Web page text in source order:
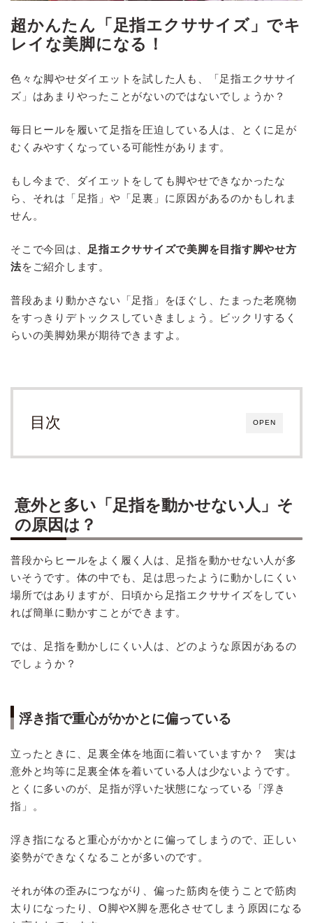
超かんたん「足指エクササイズ」でキ
レイな美脚になる！
色々な脚やせダイエットを試した人も、「足指エクササイ
ズ」はあまりやったことがないのではないでしょうか？
毎日ヒールを履いて足指を圧迫している人は、とくに足が
むくみやすくなっている可能性があります。
もし今まで、ダイエットをしても脚やせできなかったな
ら、それは「足指」や「足裏」に原因があるのかもしれま
せん。
そこで今回は、 足指エクササイズで美脚を目指す脚やせ方
法をご紹介します。
普段あまり動かさない「足指」をほぐし、たまった老廃物
をすっきりデトックスしていきましょう。ビックリするく
らいの美脚効果が期待できますよ。
OPEN
目次
意外と多い「足指を動かせない人」そ
の原因は？
普段からヒールをよく履く人は、足指を動かせない人が多
いそうです。体の中でも、足は思ったように動かしにくい
場所ではありますが、日頃から足指エクササイズをしてい
れば簡単に動かすことができます。
では、足指を動かしにくい人は、どのような原因があるの
でしょうか？
浮き指で重心がかかとに偏っている
立ったときに、足裏全体を地面に着いていますか？ 実は
意外と均等に足裏全体を着いている人は少ないようです。
とくに多いのが、足指が浮いた状態になっている「浮き
指」。
浮き指になると重心がかかとに偏ってしまうので、正しい
姿勢ができなくなることが多いのです。
それが体の歪みにつながり、偏った筋肉を使うことで筋肉
太りになったり、O脚やX脚を悪化させてしまう原因になる